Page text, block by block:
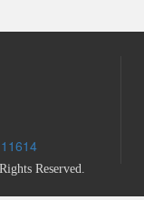
Reserved.